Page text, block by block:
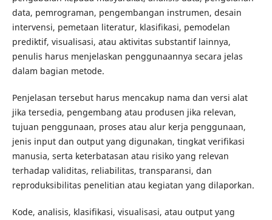
data, pemrograman, pengembangan instrumen, desain
intervensi, pemetaan literatur, klasifikasi, pemodelan
prediktif, visualisasi, atau aktivitas substantif lainnya,
penulis harus menjelaskan penggunaannya secara jelas
dalam bagian metode.
Penjelasan tersebut harus mencakup nama dan versi alat
jika tersedia, pengembang atau produsen jika relevan,
tujuan penggunaan, proses atau alur kerja penggunaan,
jenis input dan output yang digunakan, tingkat verifikasi
manusia, serta keterbatasan atau risiko yang relevan
terhadap validitas, reliabilitas, transparansi, dan
reproduksibilitas penelitian atau kegiatan yang dilaporkan.
Kode, analisis, klasifikasi, visualisasi, atau output yang